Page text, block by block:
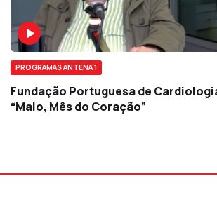
PROGRAMAS ANTENA 1
Fundação Portuguesa de
“Maio, Mês do Coração”